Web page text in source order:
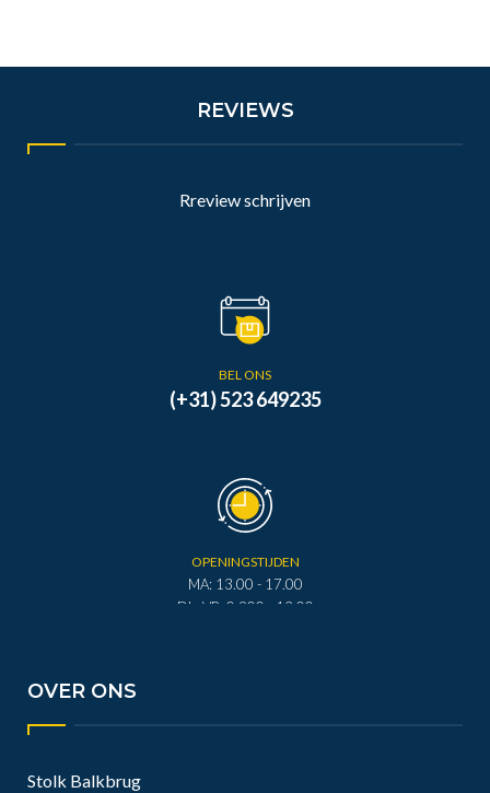
REVIEWS
Rreview schrijven
BEL ONS
(+31) 523 649235
OPENINGSTIJDEN
MA: 13.00 - 17.00
DI - VR: 0.900 - 12.00
OVER ONS
Stolk Balkbrug